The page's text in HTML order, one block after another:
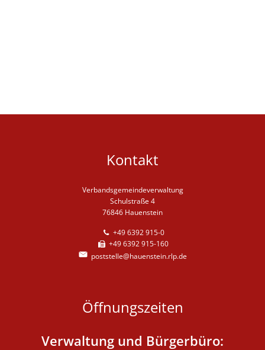
Kontakt
Verbandsgemeindeverwaltung
Schulstraße 4
76846 Hauenstein
+49 6392 915-0
+49 6392 915-160
poststelle@hauenstein.rlp.de
Öffnungszeiten
Verwaltung und Bürgerbüro: